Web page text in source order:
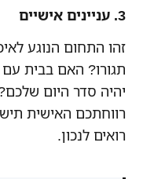
3. עניינים אישיים
זהו התחום הנוגע
תגורו? האם בבית
יהיה סדר היום
רווחתכם האישית
רואים לנכון.